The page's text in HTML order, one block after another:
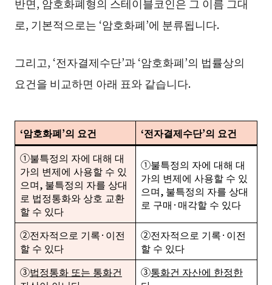
로, 기본적으로는 ‘암호화폐’에 분류됩니다.
그리고, ‘전자결제수단’과 ‘암호화폐’의 법률상의
요건을 비교하면 아래 표와 같습니다.
‘암호화폐’의 요건
‘전자결제수단’의 요건
➀불특정의 자에 대해 대
가의 변제에 사용할 수 있
으며, 불특정의 자를 상대
로 법정통화와 상호 교환
할 수 있다
①불특정의 자에 대해 대
가의 변제에 사용할 수 있
으며, 불특정의 자를 상대
로 구매·매각할 수 있다
➁전자적으로 기록·이전
할 수 있다
②전자적으로 기록·이전
할 수 있다
③법정통화 또는 통화건
③통화건 자산에 한정한